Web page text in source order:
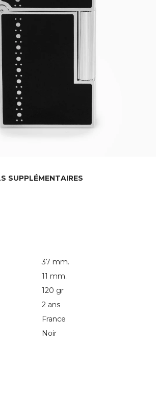
SUPPLÉMENTAIRES
37 mm.
11 mm.
120 gr
2 ans
France
Noir